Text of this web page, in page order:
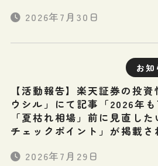
2026年7月30日
お知
【活動報告】楽天証券の投
ウシル」にて記事「2026年も
「夏枯れ相場」前に見直し
チェックポイント」が掲載さ
2026年7月29日